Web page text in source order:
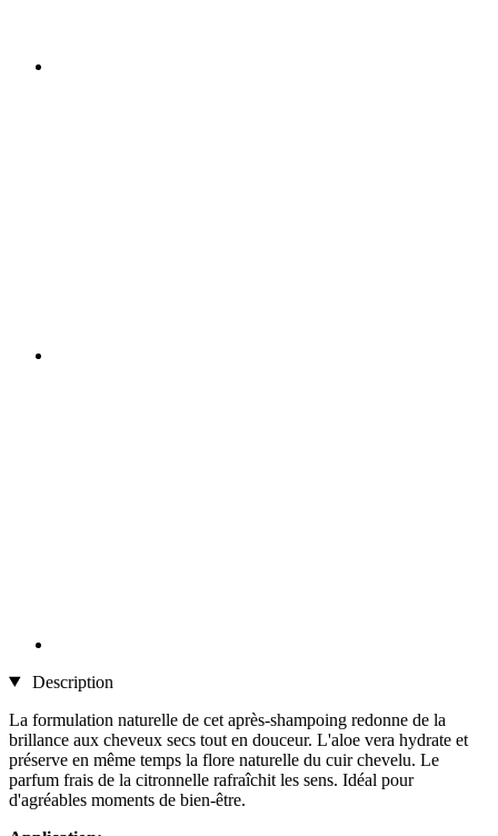
Description
La formulation naturelle de cet après-shampoing redonne de la
brillance aux cheveux secs tout en douceur. L'aloe vera hydrate et
préserve en même temps la flore naturelle du cuir chevelu. Le
parfum frais de la citronnelle rafraîchit les sens. Idéal pour
d'agréables moments de bien-être.